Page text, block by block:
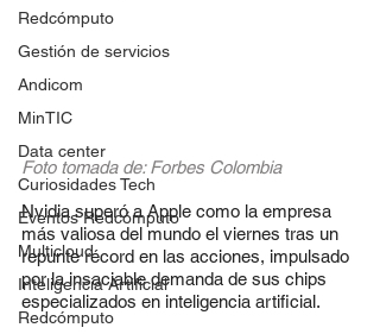
Redcómputo
Gestión de servicios
Andicom
MinTIC
Data center
Curiosidades Tech
Eventos Redcómputo
Multicloud
Inteligencia Artificial
Redcómputo
Foto tomada de: Forbes Colombia
Nvidia superó a Apple como la empresa
más valiosa del mundo el viernes tras un
repunte récord en las acciones, impulsado
por la insaciable demanda de sus chips
especializados en inteligencia artificial.